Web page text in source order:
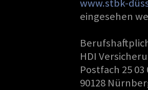
www.stbk-
eingesehen
HDI
Postfach 25 03
90128